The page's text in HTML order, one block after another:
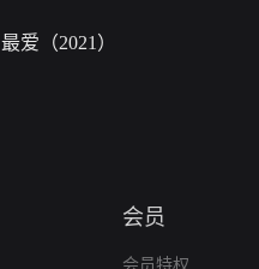
最爱（2021）
会员
会员特权